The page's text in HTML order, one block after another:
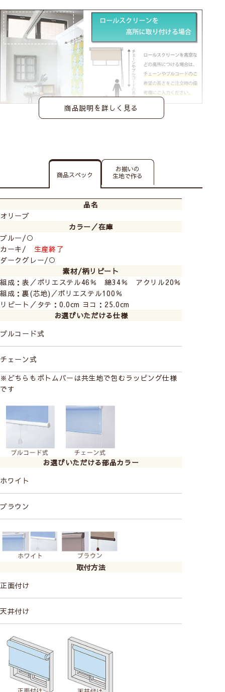
商品説明を詳しく見る
商品スペック
お揃いの
生地で作る
品名
オリーブ
カラー／在庫
ブルー/○
カーキ/ 生産終了
ダークグレー/○
素材/柄リピート
組成：表／ポリエステル46％ 綿34％ アクリル20％
組成：裏(芯地)／ポリエステル100％
リピート／タテ：0.0cm ヨコ：25.0cm
お選びいただける仕様
プルコード式
チェーン式
※どちらもボトムバーは共生地で包むラッピング仕様
です
お選びいただける部品カラー
ホワイト
ブラウン
取付方法
正面付け
天井付け